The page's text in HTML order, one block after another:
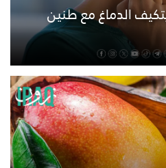
الدماغ مع طنين